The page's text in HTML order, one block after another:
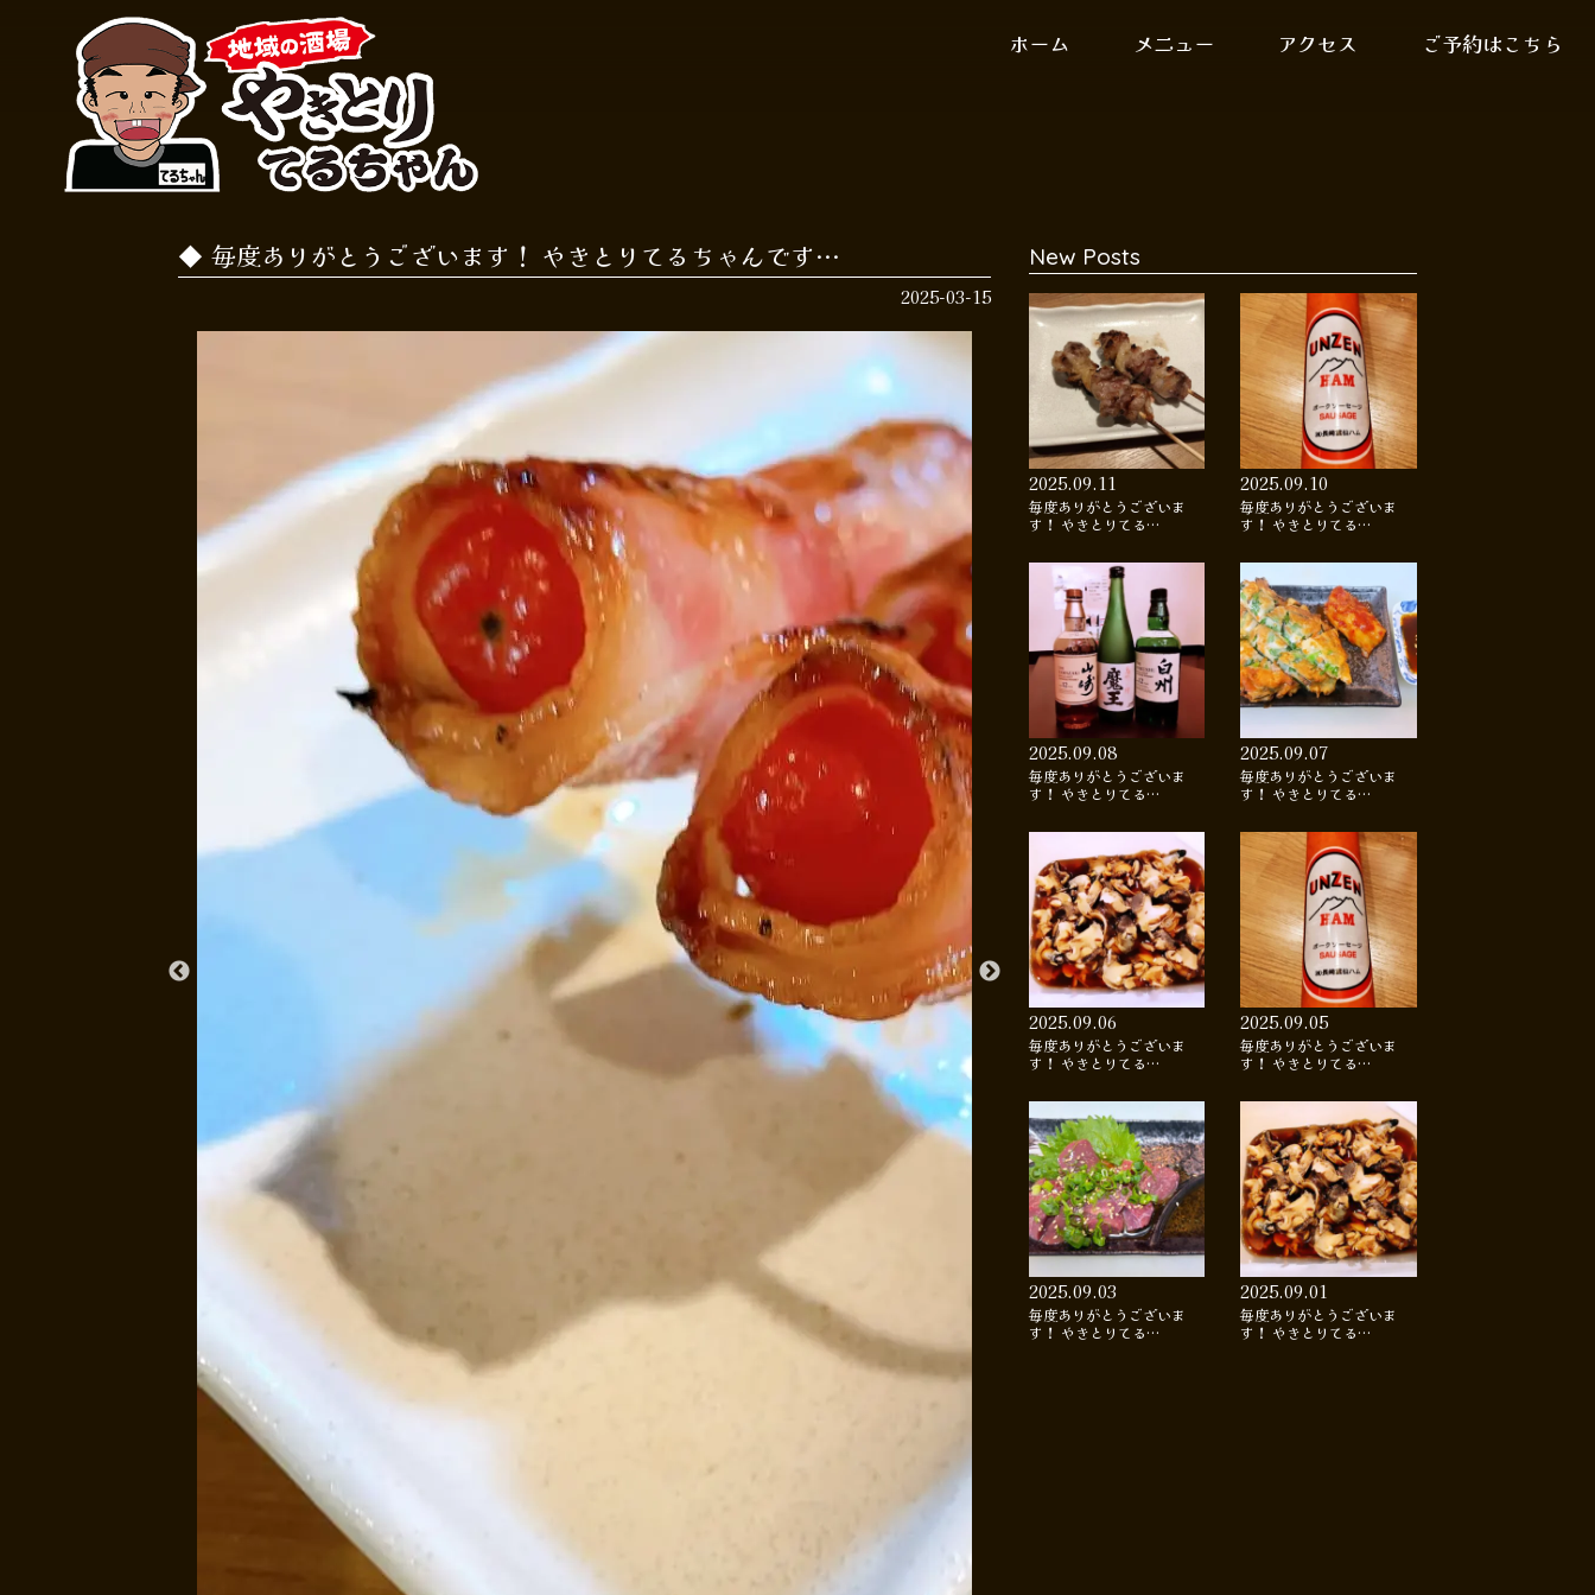
ホーム メニュー アクセス ご予約はこちら
毎度ありがとうございます！ やきとりてるちゃんです…
2025-03-15
New Posts
2025.09.11
毎度ありがとうございま
す！ やきとりてる…
2025.09.10
毎度ありがとうございま
す！ やきとりてる…
2025.09.08
毎度ありがとうございま
す！ やきとりてる…
2025.09.07
毎度ありがとうございま
す！ やきとりてる…
2025.09.06
毎度ありがとうございま
す！ やきとりてる…
2025.09.05
毎度ありがとうございま
す！ やきとりてる…
2025.09.03
毎度ありがとうございま
す！ やきとりてる…
2025.09.01
毎度ありがとうございま
す！ やきとりてる…